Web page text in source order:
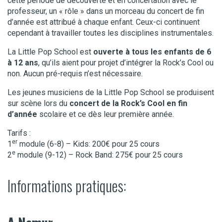
professeur, un « rôle » dans un morceau du concert de fin
d’année est attribué à chaque enfant. Ceux-ci continuent
cependant à travailler toutes les disciplines instrumentales.
La Little Pop School est ouverte à tous les enfants de 6
à 12 ans, qu’ils aient pour projet d’intégrer la Rock’s Cool ou
non. Aucun pré-requis n’est nécessaire.
Les jeunes musiciens de la Little Pop School se produisent
sur scène lors du concert de la Rock’s Cool en fin
d’année scolaire et ce dès leur première année.
Tarifs :
1 er module (6-8) – Kids: 200€ pour 25 cours
2e module (9-12) – Rock Band: 275€ pour 25 cours
Informations pratiques: